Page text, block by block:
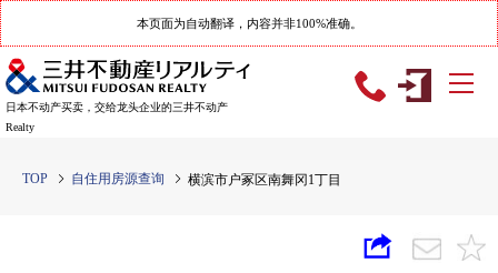
本页面为自动翻译，内容并非100%准确。
日本不动产买卖，交给龙头企业的三井不动产
Realty
TOP 自住用房源查询 横滨市户冢区南舞冈1丁目